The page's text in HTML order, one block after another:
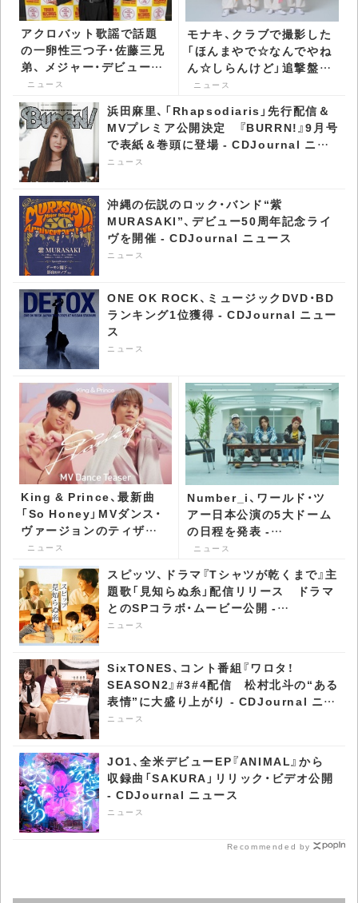
アクロバット歌謡で話題
の一卵性三つ子・佐藤三兄
弟、 メジャー・デビュー・
イベントで間奏第三形態
ダンスを披露 -
CDJournal ニュース
ニュース
モナキ、クラブで撮影した
「ほんまやで☆なんでやね
ん☆しらんけど」追撃盤D
タイプ収録曲PV公開 -
CDJournal ニュース
ニュース
浜田麻里、「Rhapsodiaris」先行配信＆
MVプレミア公開決定 『BURRN!』9月号
で表紙＆巻頭に登場 - CDJournal ニュ
ース
ニュース
沖縄の伝説のロック・バンド“紫
MURASAKI”、デビュー50周年記念ライ
ヴを開催 - CDJournal ニュース
ニュース
ONE OK ROCK、ミュージックDVD・BD
ランキング1位獲得 - CDJournal ニュー
ス
ニュース
King & Prince、最新曲
「So Honey」MVダンス・
ヴァージョンのティザー
映像公開 - CDJournal ニ
ュース
ニュース
Number_i、ワールド・ツ
アー日本公演の5大ドーム
の日程を発表 -
CDJournal ニュース
ニュース
スピッツ、ドラマ『Tシャツが乾くまで』主
題歌「見知らぬ糸」配信リリース ドラマ
とのSPコラボ・ムービー公開 -
CDJournal ニュース
ニュース
SixTONES、コント番組『ワロタ！
SEASON2』#3#4配信 松村北斗の“ある
表情”に大盛り上がり - CDJournal ニュ
ース
ニュース
JO1、全米デビューEP『ANIMAL』から
収録曲「SAKURA」リリック・ビデオ公開
- CDJournal ニュース
ニュース
Recommended by